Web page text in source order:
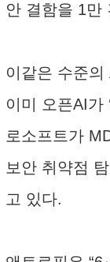
안 결함을 1만
이같은 수준
이미 오픈AI가
로소프트가
보안 취약점
고 있다.